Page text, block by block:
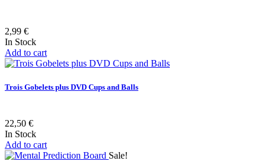
2,99 €
In Stock
Add to cart
Trois Gobelets plus DVD Cups and Balls
22,50 €
In Stock
Add to cart
Sale!